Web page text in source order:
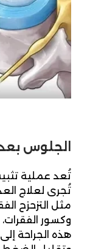
الجلوس
تُعد عملية
تُجرى لعلاج
مثل التزحزح
وكسور
هذه الجراحة